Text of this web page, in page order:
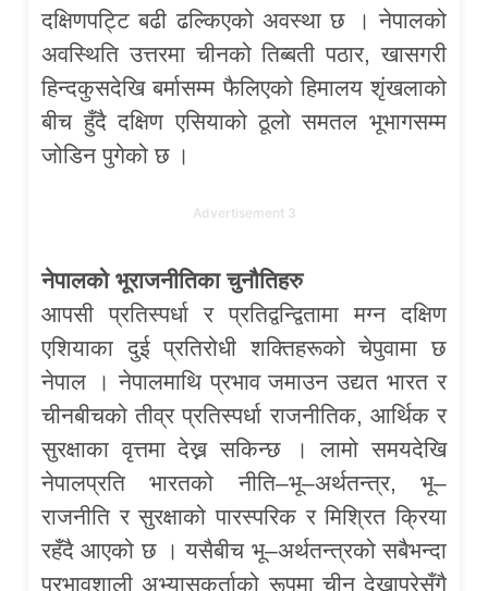
दक्षिणपट्टि बढी ढल्किएको अवस्था छ । नेपालको
अवस्थिति उत्तरमा चीनको तिब्बती पठार, खासगरी
हिन्दकुसदेखि बर्मासम्म फैलिएको हिमालय शृंखलाको
बीच हुँदै दक्षिण एसियाको ठूलो समतल भूभागसम्म
जोडिन पुगेको छ ।
Advertisement 3
नेपालको भूराजनीतिका चुनौतिहरु
आपसी प्रतिस्पर्धा र प्रतिद्वन्द्वितामा मग्न दक्षिण
एशियाका दुई प्रतिरोधी शक्तिहरूको चेपुवामा छ
नेपाल । नेपालमाथि प्रभाव जमाउन उद्यत भारत र
चीनबीचको तीव्र प्रतिस्पर्धा राजनीतिक, आर्थिक र
सुरक्षाका वृत्तमा देख्न सकिन्छ । लामो समयदेखि
नेपालप्रति भारतको नीति–भू–अर्थतन्त्र, भू–
राजनीति र सुरक्षाको पारस्परिक र मिश्रित क्रिया
रहँदै आएको छ । यसैबीच भू–अर्थतन्त्रको सबैभन्दा
प्रभावशाली अभ्यासकर्ताको रूपमा चीन देखापरेसँगै